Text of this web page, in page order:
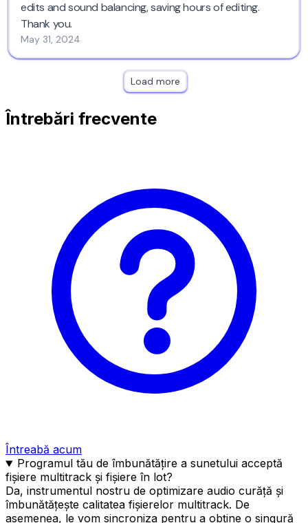
edits and sound balancing, saving hours of editing.
Thank you.
May 31, 2024
Load more
Întrebări frecvente
Întreabă acum
Programul tău de îmbunătățire a sunetului acceptă
fișiere multitrack și fișiere în lot?
Da, instrumentul nostru de optimizare audio curăță și
îmbunătățește calitatea fișierelor multitrack. De
asemenea, le vom sincroniza pentru a obține o singură